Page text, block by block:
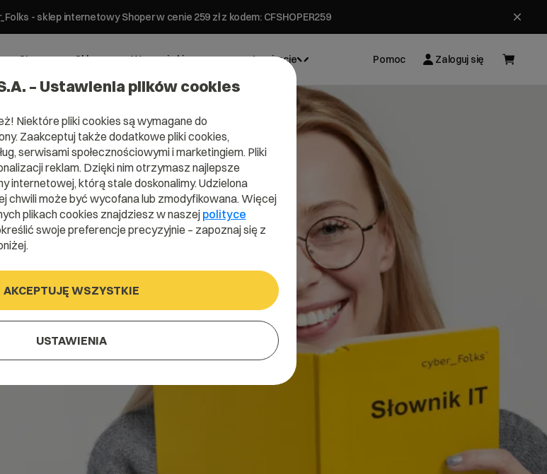
- sklep internetowy Shoper w cenie 259 zł z kodem: CFSHOPER259
Strony Sklepy Wsparcie biznesowe Inspiracje Pomoc Zaloguj się
– Ustawienia plików cookies
Niektóre pliki cookies są wymagane do
Zaakceptuj także dodatkowe pliki cookies,
serwisami społecznościowymi i marketingiem. Pliki
reklam. Dzięki nim otrzymasz najlepsze
internetowej, którą stale doskonalimy. Udzielona
chwili może być wycofana lub zmodyfikowana. Więcej
plikach cookies znajdziesz w naszej polityce
swoje preferencje precyzyjnie – zapoznaj się z
AKCEPTUJĘ WSZYSTKIE
USTAWIENIA